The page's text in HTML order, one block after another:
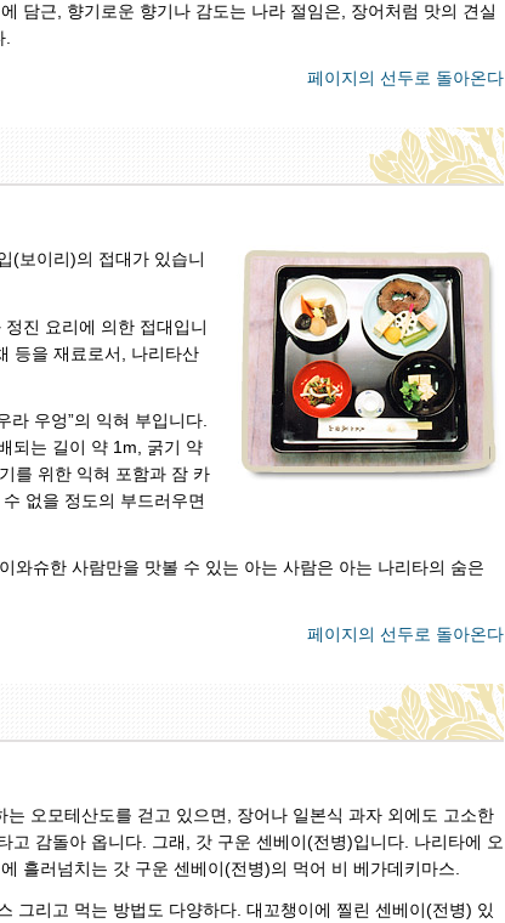
담근, 향기로운 향기나 감도는 나라 절임은, 장어처럼 맛의 견실
페이지의 선두로 돌아온다
(보이리)의 접대가 있습니
진 요리에 의한 접대입니
등을 재료로서, 나리타산
라 우엉”의 익혀 부입니다.
되는 길이 약 1m, 굵기 약
를 위한 익혀 포함과 잠 카
없을 정도의 부드러우면
와슈한 사람만을 맛볼 수 있는 아는 사람은 아는 나리타의 숨은
페이지의 선두로 돌아온다
는 오모테산도를 걷고 있으면, 장어나 일본식 과자 외에도 고소한
고 감돌아 옵니다. 그래, 갓 구운 센베이(전병)입니다. 나리타에 오
흘러넘치는 갓 구운 센베이(전병)의 먹어 비 베가데키마스.
그리고 먹는 방법도 다양하다. 대꼬챙이에 찔린 센베이(전병) 있